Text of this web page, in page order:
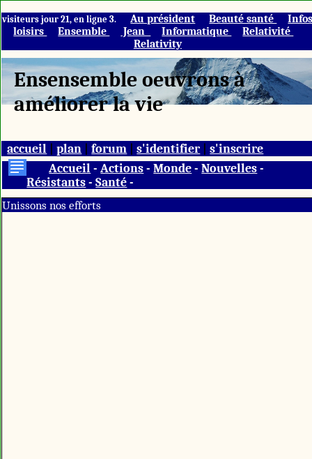
visiteurs jour 21, en ligne 3. Au président Beauté santé
loisirs
Ensemble Jean Informatique
Relativité
Relativity
Ensensemble oeuvrons à
améliorer la vie
accueil |plan |forum |s'identifier |s'inscrire
Accueil -Actions -Monde -Nouvelles -
Résistants -Santé -
Unissons nos efforts